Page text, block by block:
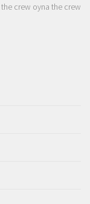
the crew oyna the crew